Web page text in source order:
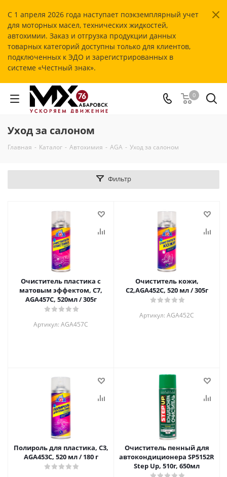
С 1 апреля 2026 года наступает поэкземплярный учет
для моторных масел, технических жидкостей,
автохимии. Заказ и отгрузка продукции данных
товарных категорий доступны только для клиентов,
подключенных к ЭДО и зарегистрированных в
системе «Честный знак».
0
Уход за салоном
Главная - Каталог - Автохимия - AGA - Уход за салоном
Фильтр
Очиститель пластика с
матовым эффектом, С7,
AGA457C, 520мл / 305г
Артикул: AGA457C
Очиститель кожи,
C2,AGA452C, 520 мл / 305г
Артикул: AGA452C
Полироль для пластика, C3,
AGA453C, 520 мл / 180 г
Очиститель пенный для
автокондиционера SP5152R
Step Up, 510г, 650мл